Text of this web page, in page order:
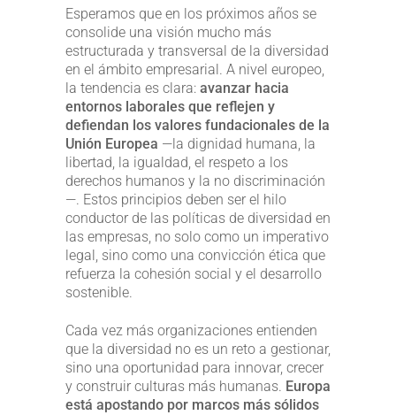
Esperamos que en los próximos años se
consolide una visión mucho más
estructurada y transversal de la diversidad
en el ámbito empresarial. A nivel europeo,
la tendencia es clara: avanzar hacia
entornos laborales que reflejen y
defiendan los valores fundacionales de la
Unión Europea —la dignidad humana, la
libertad, la igualdad, el respeto a los
derechos humanos y la no discriminación
—. Estos principios deben ser el hilo
conductor de las políticas de diversidad en
las empresas, no solo como un imperativo
legal, sino como una convicción ética que
refuerza la cohesión social y el desarrollo
sostenible.
Cada vez más organizaciones entienden
que la diversidad no es un reto a gestionar,
sino una oportunidad para innovar, crecer
y construir culturas más humanas. Europa
está apostando por marcos más sólidos